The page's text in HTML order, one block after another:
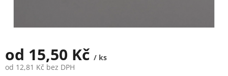
od 15,50 Kč / ks
od 12,81 Kč bez DPH